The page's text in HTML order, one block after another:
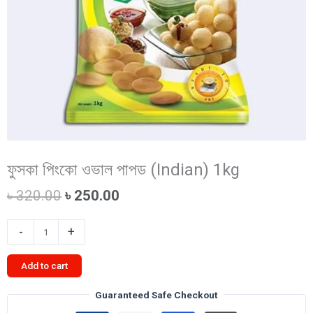
ফুসকা পিংকো ওভাল পাপড (Indian) 1kg
৳320.00 Original
was:
৳ 320.00.
৳ 250.00
-
পিংকো
ওভাল
পাপড
+
Add to cart
Guaranteed Safe Checkout